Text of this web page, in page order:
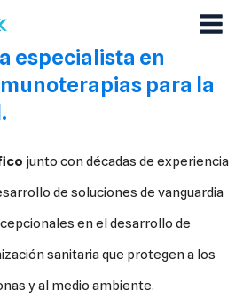
de
especialista en
para la
junto con décadas de experiencia
de soluciones de vanguardia
en el desarrollo de
sanitaria que protegen a los
y al medio ambiente.